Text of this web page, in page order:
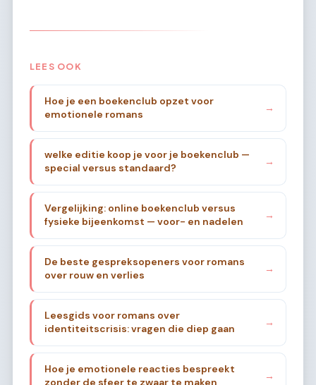
LEES OOK
Hoe je een boekenclub opzet voor
emotionele romans
→
welke editie koop je voor je boekenclub —
special versus standaard?
→
Vergelijking: online boekenclub versus
fysieke bijeenkomst — voor- en nadelen
→
De beste gespreksopeners voor romans
over rouw en verlies
→
Leesgids voor romans over
identiteitscrisis: vragen die diep gaan
→
Hoe je emotionele reacties bespreekt
zonder de sfeer te zwaar te maken
→